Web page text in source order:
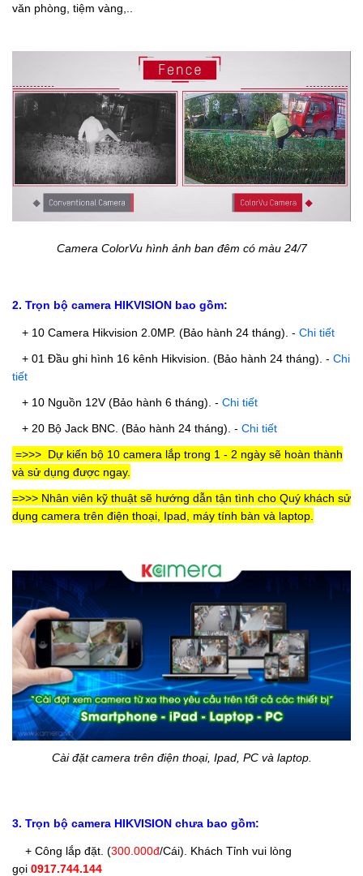
văn phòng, tiệm vàng,..
Camera ColorVu hình ảnh ban đêm có màu 24/7
2. Trọn bộ camera HIKVISION bao gồm:
+ 10 Camera Hikvision 2.0MP. (Bảo hành 24 tháng). - Chi tiết
+ 01 Đầu ghi hình 16 kênh Hikvision. (Bảo hành 24 tháng). - Chi
tiết
+ 10 Nguồn 12V(Bảo hành 6 tháng). - Chi tiết
+ 20 Bộ Jack BNC. (Bảo hành 24 tháng). - Chi tiết
=>>> Dự kiến bộ 10 camera lắp trong 1 - 2 ngày sẽ hoàn thành
và sử dụng được ngay.
=>>> Nhân viên kỹ thuật sẽ hướng dẫn tận tình cho Quý khách sử
dụng camera trên điện thoại, Ipad, máy tính bàn và laptop.
Cài đặt camera trên điện thoại, Ipad, PC và laptop.
3. Trọn bộ camera HIKVISION chưa bao gồm:
+ Công lắp đặt. (300.000đ/Cái). Khách Tỉnh vui lòng
gọi 0917.744.144